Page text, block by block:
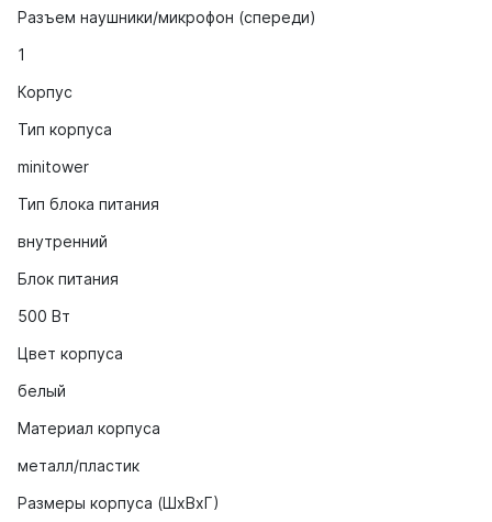
Разъем наушники/микрофон (спереди)
1
Корпус
Тип корпуса
minitower
Тип блока питания
внутренний
Блок питания
500 Вт
Цвет корпуса
белый
Материал корпуса
металл/пластик
Размеры корпуса (ШхВхГ)